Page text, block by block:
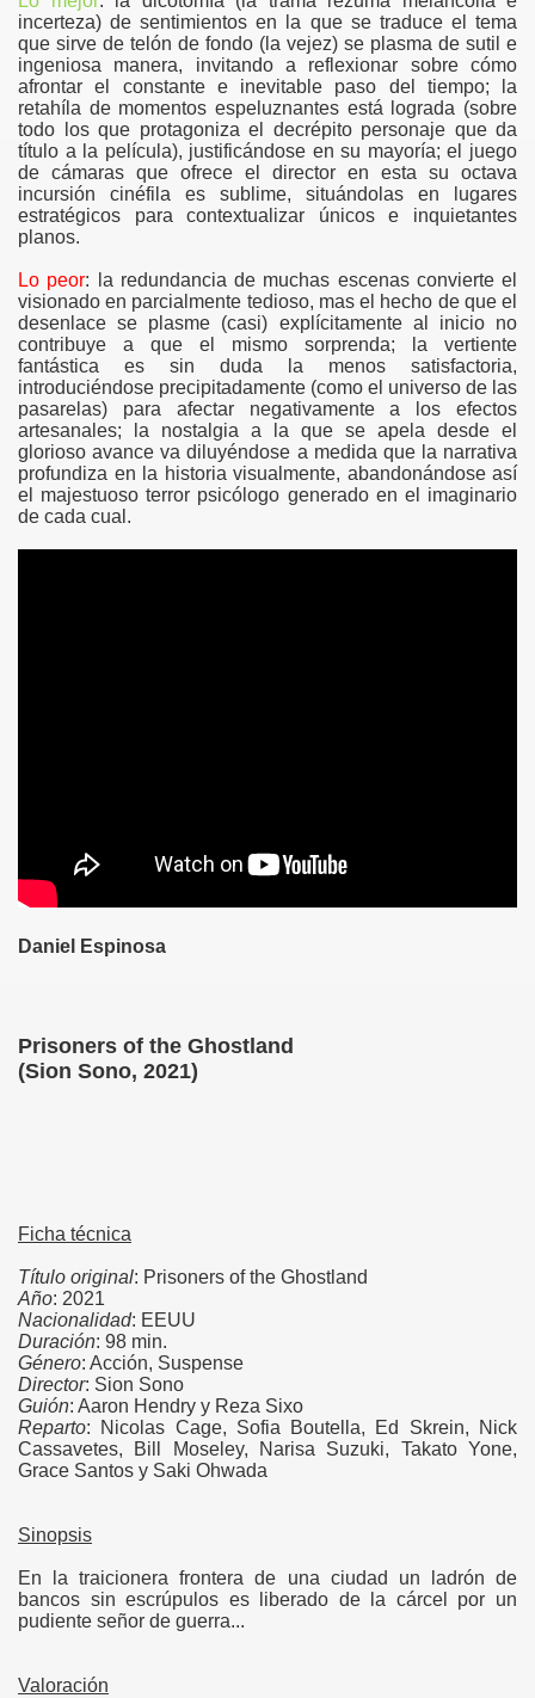
incerteza) de sentimientos en la que se traduce el tema
que sirve de telón de fondo (la vejez) se plasma de sutil e
ingeniosa manera, invitando a reflexionar sobre cómo
afrontar el constante e inevitable paso del tiempo; la
retahíla de momentos espeluznantes está lograda (sobre
todo los que protagoniza el decrépito personaje que da
título a la película), justificándose en su mayoría; el juego
de cámaras que ofrece el director en esta su octava
incursión cinéfila es sublime, situándolas en lugares
estratégicos para contextualizar únicos e inquietantes
planos.
Lo peor: la redundancia de muchas escenas convierte el
visionado en parcialmente tedioso, mas el hecho de que el
desenlace se plasme (casi) explícitamente al inicio no
contribuye a que el mismo sorprenda; la vertiente
fantástica es sin duda la menos satisfactoria,
introduciéndose precipitadamente (como el universo de las
pasarelas) para afectar negativamente a los efectos
artesanales; la nostalgia a la que se apela desde el
glorioso avance va diluyéndose a medida que la narrativa
profundiza en la historia visualmente, abandonándose así
el majestuoso terror psicólogo generado en el imaginario
de cada cual.
Daniel Espinosa
Prisoners of the Ghostland
(Sion Sono, 2021)
Ficha técnica
Título original: Prisoners of the Ghostland
Año: 2021
Nacionalidad: EEUU
Duración: 98 min.
Género: Acción, Suspense
Director: Sion Sono
Guión: Aaron Hendry y Reza Sixo
Reparto: Nicolas Cage, Sofia Boutella, Ed Skrein, Nick
Cassavetes, Bill Moseley, Narisa Suzuki, Takato Yone,
Grace Santos y Saki Ohwada
Sinopsis
En la traicionera frontera de una ciudad un ladrón de
bancos sin escrúpulos es liberado de la cárcel por un
pudiente señor de guerra...
Valoración